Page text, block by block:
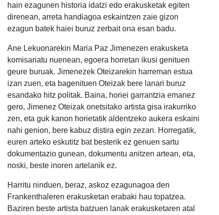
hain ezagunen historia idatzi edo erakusketak egiten
direnean, arreta handiagoa eskaintzen zaie gizon
ezagun batek haiei buruz zerbait ona esan badu.
Ane Lekuonarekin Maria Paz Jimenezen erakusketa
komisariatu nuenean, egoera horretan ikusi genituen
geure buruak. Jimenezek Oteizarekin harreman estua
izan zuen, eta bagenituen Oteizak bere lanari buruz
esandako hitz politak. Baina, horiei garrantzia emanez
gero, Jimenez Oteizak onetsitako artista gisa irakurriko
zen, eta guk kanon horietatik aldentzeko aukera eskaini
nahi genion, bere kabuz distira egin zezan. Horregatik,
euren arteko eskutitz bat besterik ez genuen sartu
dokumentazio gunean, dokumentu anitzen artean, eta,
noski, beste inoren artelanik ez.
Harritu ninduen, beraz, askoz ezagunagoa den
Frankenthaleren erakusketan erabaki hau topatzea.
Baziren beste artista batzuen lanak erakusketaren atal